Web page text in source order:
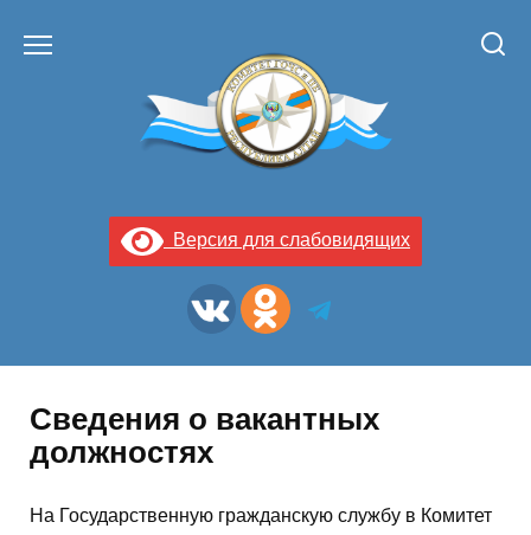
Версия для слабовидящих
Сведения о вакантных
должностях
На Государственную гражданскую​ службу в Комитет